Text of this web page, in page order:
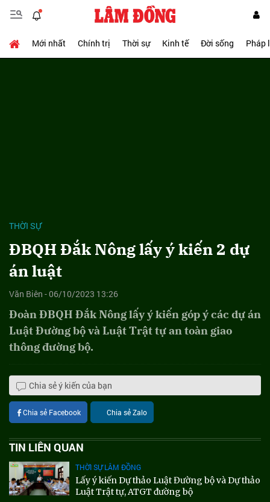
Mới nhất Chính trị Thời sự Kinh tế Đời sống Pháp
THỜI SỰ
ĐBQH Đắk Nông lấy ý kiến 2 dự
án luật
Văn Biên - 06/10/2023 13:26
Đoàn ĐBQH Đắk Nông lấy ý kiến góp ý các dự án
Luật Đường bộ và Luật Trật tự an toàn giao
thông đường bộ.
Chia sẻ ý kiến của bạn
Chia sẻ Facebook Chia sẻ Zalo
TIN LIÊN QUAN
THỜI SỰ LÂM ĐỒNG
Lấy ý kiến Dự thảo Luật Đường bộ và Dự thảo
Luật Trật tự, ATGT đường bộ